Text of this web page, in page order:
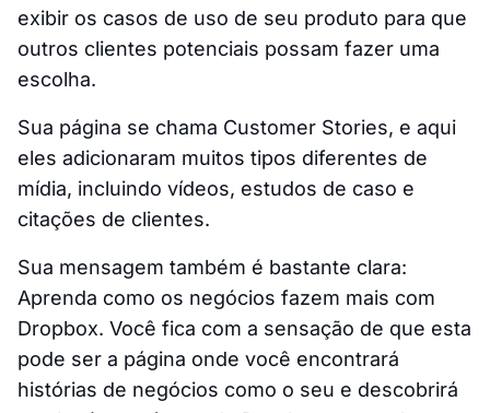
exibir os casos de uso de seu produto para que
outros clientes potenciais possam fazer uma
escolha.
Sua página se chama Customer Stories, e aqui
eles adicionaram muitos tipos diferentes de
mídia, incluindo vídeos, estudos de caso e
citações de clientes.
Sua mensagem também é bastante clara:
Aprenda como os negócios fazem mais com
Dropbox. Você fica com a sensação de que esta
pode ser a página onde você encontrará
histórias de negócios como o seu e descobrirá